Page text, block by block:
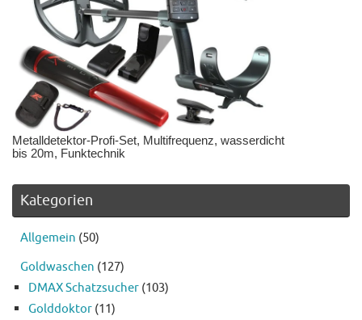
Metalldetektor-Profi-Set, Multifrequenz, wasserdicht
bis 20m, Funktechnik
Kategorien
Allgemein (50)
Goldwaschen (127)
DMAX Schatzsucher (103)
Golddoktor (11)